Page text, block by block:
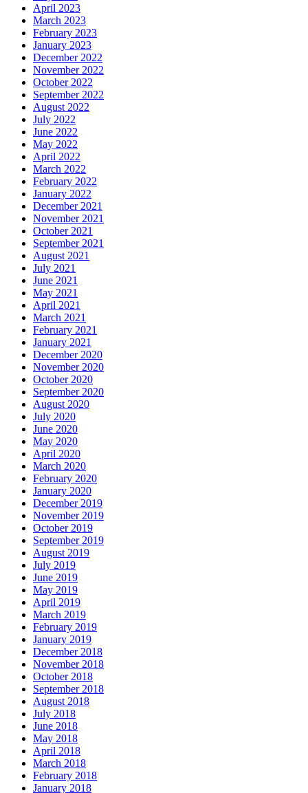
April 2023
March 2023
February 2023
January 2023
December 2022
November 2022
October 2022
September 2022
August 2022
July 2022
June 2022
May 2022
April 2022
March 2022
February 2022
January 2022
December 2021
November 2021
October 2021
September 2021
August 2021
July 2021
June 2021
May 2021
April 2021
March 2021
February 2021
January 2021
December 2020
November 2020
October 2020
September 2020
August 2020
July 2020
June 2020
May 2020
April 2020
March 2020
February 2020
January 2020
December 2019
November 2019
October 2019
September 2019
August 2019
July 2019
June 2019
May 2019
April 2019
March 2019
February 2019
January 2019
December 2018
November 2018
October 2018
September 2018
August 2018
July 2018
June 2018
May 2018
April 2018
March 2018
February 2018
January 2018